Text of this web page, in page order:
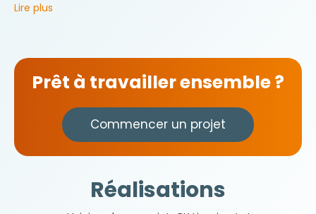
Lire plus
Prêt à travailler ensemble ?
Commencer un projet
Réalisations